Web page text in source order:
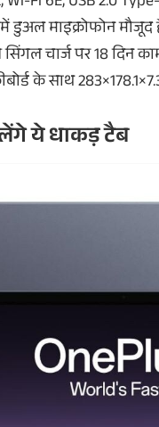
डुअल माइक्रोफोन
चार्ज पर 18 दिन
के साथ
ये धाकड़ टैब